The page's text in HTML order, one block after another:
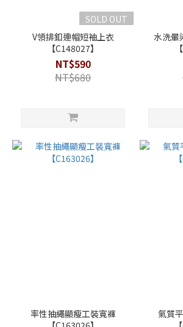
SOLD OUT
V領排釦連帽短袖上衣
【C148027】
NT$590
NT$680
水洗暈
率性抽繩顯瘦工裝寬褲
氣質